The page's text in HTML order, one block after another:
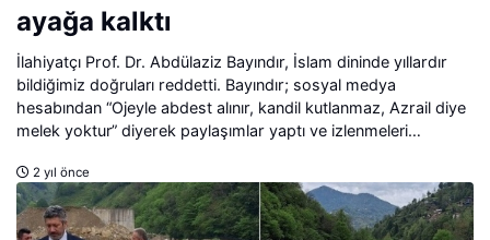
ayağa kalktı
İlahiyatçı Prof. Dr. Abdülaziz Bayındır, İslam dininde yıllardır
bildiğimiz doğruları reddetti. Bayındır; sosyal medya
hesabından “Ojeyle abdest alınır, kandil kutlanmaz, Azrail diye
melek yoktur” diyerek paylaşımlar yaptı ve izlenmeleri
Bayındır’a ulaşarak sizler için soruları yeniden sordu. İşte
Bayındır’ın Ensonhaber’e verdiği özel röportaj.
2 yıl önce